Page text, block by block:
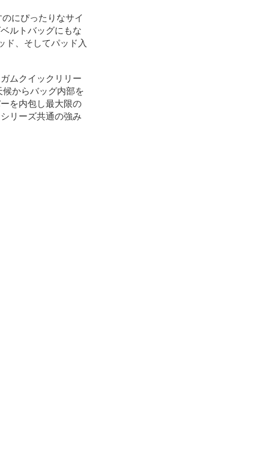
にぴったりなサイ
ルトバッグにもな
ド、そしてパッド入
ムクイックリリー
からバッグ内部を
を内包し最大限の
リーズ共通の強み